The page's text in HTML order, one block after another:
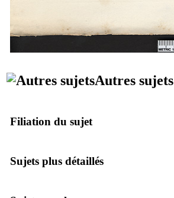
Autres sujets
Filiation du sujet
Sujets plus détaillés